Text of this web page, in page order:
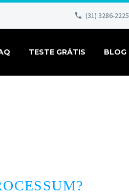
(31) 3286-2225
TESTE GRÁTIS BLOG